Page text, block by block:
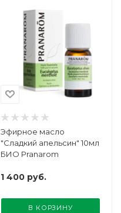
Эфирное масло
"Сладкий апельсин" 10мл
БИО Pranarom
1 400 руб.
В КОРЗИНУ